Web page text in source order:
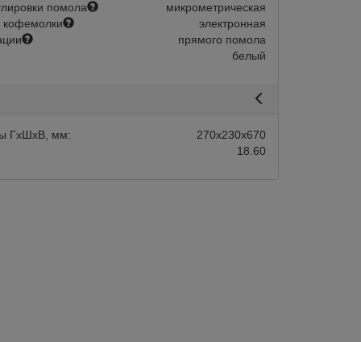
Сравнить Нравится
помола
микрометрическая
кофемолки
электронная
прямого помола
белый
ГхШхВ, мм:
270х230х670
18.60